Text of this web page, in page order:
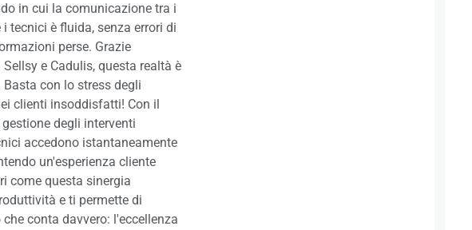
in cui la comunicazione tra i
tecnici è fluida, senza errori di
perse. Grazie
e Cadulis, questa realtà è
con lo stress degli
clienti insoddisfatti! Con il
degli interventi
accedono istantaneamente
un'esperienza cliente
come questa sinergia
e ti permette di
conta davvero: l'eccellenza